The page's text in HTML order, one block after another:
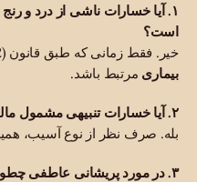
۱. آیا خسارات ناشی از درد و
است؟
خیر. فقط زمانی که طبق قانون IRS §104(a)(2) به
بیماری مرتبط باشد.
۲. آیا خسارات تنبیهی مشمول مالیات هستند؟
بله. صرف نظر از نوع آسیب،
۳. در مورد پریشانی عاطفی چطور؟